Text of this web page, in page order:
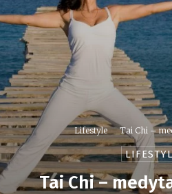
Lifestyle Tai Chi –
Tai Chi –